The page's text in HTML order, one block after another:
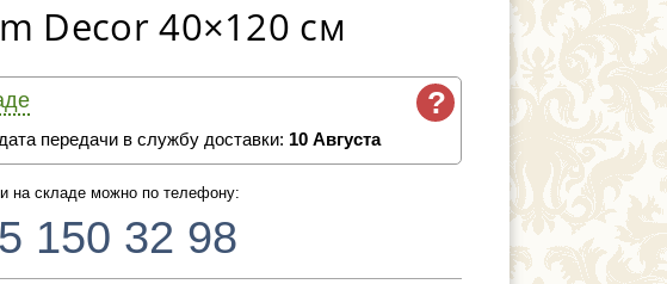
Decor 40×120 см
?
передачи в службу доставки: 10 Августа
на складе можно по телефону:
150 32 98